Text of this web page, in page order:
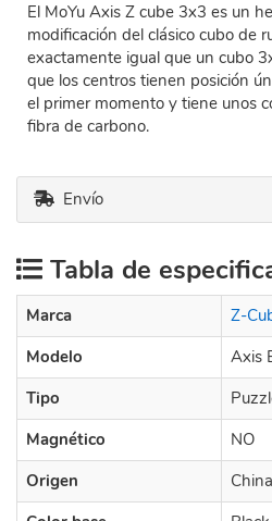
El MoYu Axis Z cube 3x3 es un
modificación del clásico cubo de
exactamente igual que un cubo
que los centros tienen posición
el primer momento y tiene unos
fibra de carbono.
Envío
Tabla de
Marca
Z-
Modelo
Axis
Tipo
Magnético
NO
Origen
China